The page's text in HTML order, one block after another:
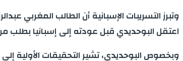
وتبرز التسريبات الإسبانية أن الطالب المغربي
اعتقل البوحديدي قبل عودته إلى إسبانيا بطلب
وبخصوص البوحديدي، تشير التحقيقات الأولية